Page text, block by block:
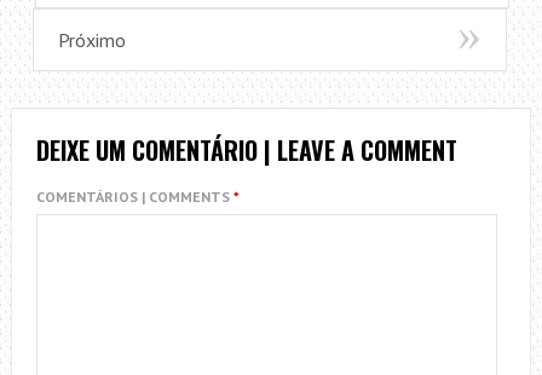
Próximo
DEIXE UM COMENTÁRIO | LEAVE A COMMENT
COMENTÁRIOS | COMMENTS *